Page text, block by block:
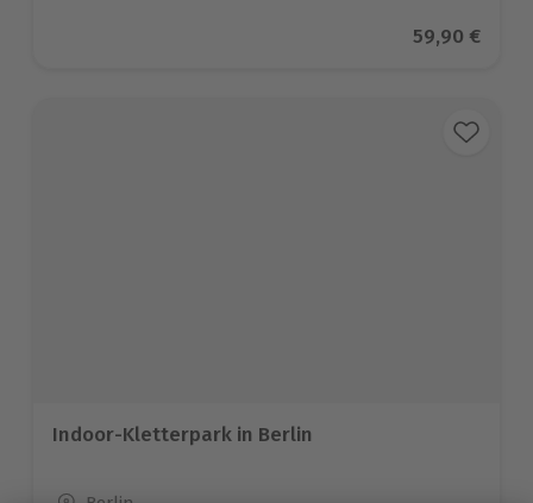
Aktueller
59,90 €
Indoor-Kletterpark in Berlin